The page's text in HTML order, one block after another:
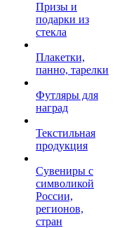
Призы и
подарки из
стекла
Плакетки,
панно, тарелки
Футляры для
наград
Текстильная
продукция
Сувениры с
символикой
России,
регионов,
стран